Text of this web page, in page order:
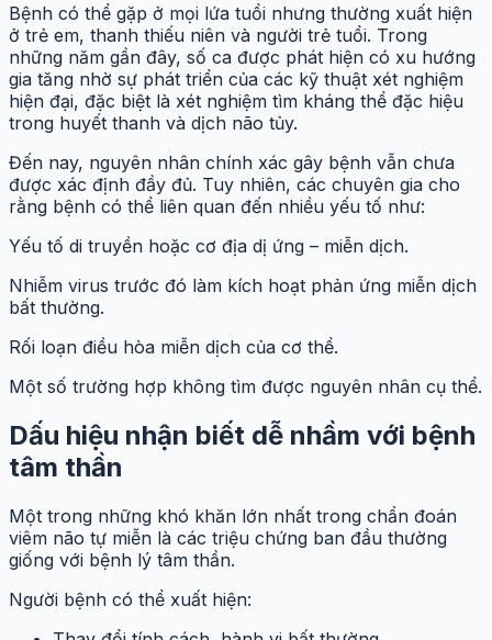
Bệnh có thể gặp ở mọi lứa tuổi nhưng thường xuất hiện
ở trẻ em, thanh thiếu niên và người trẻ tuổi. Trong
những năm gần đây, số ca được phát hiện có xu hướng
gia tăng nhờ sự phát triển của các kỹ thuật xét nghiệm
hiện đại, đặc biệt là xét nghiệm tìm kháng thể đặc hiệu
trong huyết thanh và dịch não tủy.
Đến nay, nguyên nhân chính xác gây bệnh vẫn chưa
được xác định đầy đủ. Tuy nhiên, các chuyên gia cho
rằng bệnh có thể liên quan đến nhiều yếu tố như:
Yếu tố di truyền hoặc cơ địa dị ứng – miễn dịch.
Nhiễm virus trước đó làm kích hoạt phản ứng miễn dịch
bất thường.
Rối loạn điều hòa miễn dịch của cơ thể.
Một số trường hợp không tìm được nguyên nhân cụ thể.
Dấu hiệu nhận biết dễ nhầm với bệnh
tâm thần
Một trong những khó khăn lớn nhất trong chẩn đoán
viêm não tự miễn là các triệu chứng ban đầu thường
giống với bệnh lý tâm thần.
Người bệnh có thể xuất hiện: